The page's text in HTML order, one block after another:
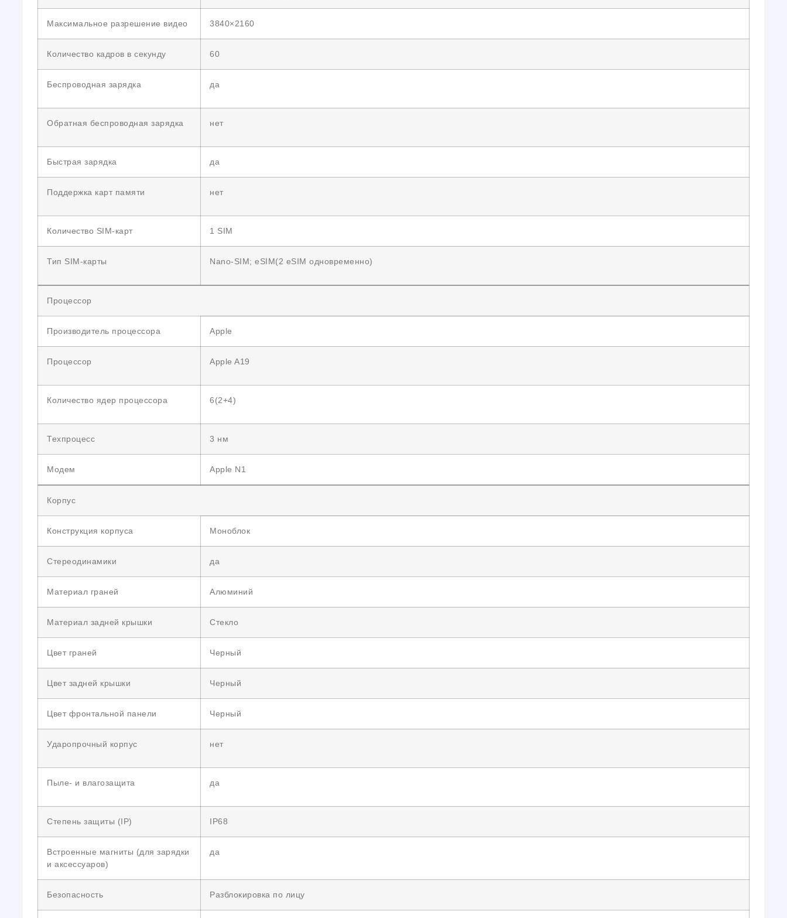
Максимальное разрешение видео 3840×2160
Количество кадров в секунду 60
Беспроводная зарядка да
Обратная беспроводная зарядка нет
Быстрая зарядка да
Поддержка карт памяти нет
Количество SIM-карт 1 SIM
Тип SIM-карты Nano-SIM; eSIM(2 eSIM одновременно)
Процессор
Производитель процессора Apple
Процессор Apple A19
Количество ядер процессора 6(2+4)
Техпроцесс 3 нм
Модем Apple N1
Корпус
Конструкция корпуса Моноблок
Стереодинамики да
Материал граней Алюминий
Материал задней крышки Стекло
Цвет граней Черный
Цвет задней крышки Черный
Цвет фронтальной панели Черный
Ударопрочный корпус нет
Пыле- и влагозащита да
Степень защиты (IP) IP68
Встроенные магниты (для зарядки
и аксессуаров)
да
Безопасность Разблокировка по лицу